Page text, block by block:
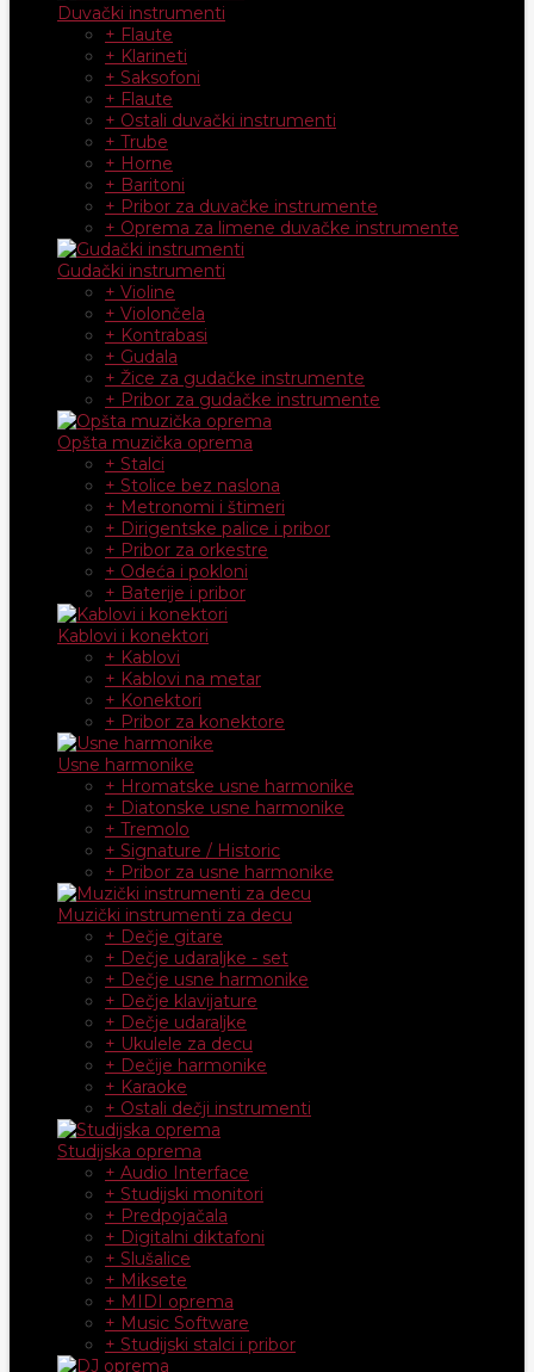
Duvački instrumenti
+ Flaute
+ Klarineti
+ Saksofoni
+ Flaute
+ Ostali duvački instrumenti
+ Trube
+ Horne
+ Baritoni
+ Pribor za duvačke instrumente
+ Oprema za limene duvačke instrumente
Gudački instrumenti
+ Violine
+ Violončela
+ Kontrabasi
+ Gudala
+ Žice za gudačke instrumente
+ Pribor za gudačke instrumente
Opšta muzička oprema
+ Stalci
+ Stolice bez naslona
+ Metronomi i štimeri
+ Dirigentske palice i pribor
+ Pribor za orkestre
+ Odeća i pokloni
+ Baterije i pribor
Kablovi i konektori
+ Kablovi
+ Kablovi na metar
+ Konektori
+ Pribor za konektore
Usne harmonike
+ Hromatske usne harmonike
+ Diatonske usne harmonike
+ Tremolo
+ Signature / Historic
+ Pribor za usne harmonike
Muzički instrumenti za decu
+ Dečje gitare
+ Dečje udaraljke - set
+ Dečje usne harmonike
+ Dečje klavijature
+ Dečje udaraljke
+ Ukulele za decu
+ Dečije harmonike
+ Karaoke
+ Ostali dečji instrumenti
Studijska oprema
+ Audio Interface
+ Studijski monitori
+ Predpojačala
+ Digitalni diktafoni
+ Slušalice
+ Miksete
+ MIDI oprema
+ Music Software
+ Studijski stalci i pribor